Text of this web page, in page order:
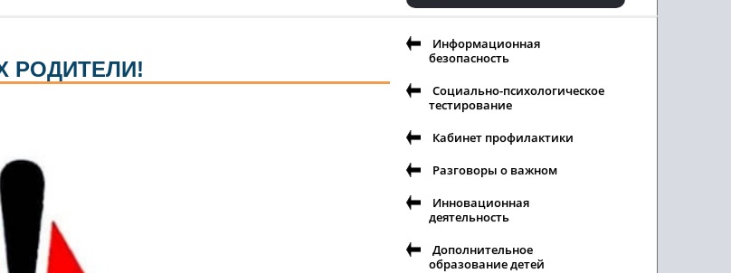
РОДИТЕЛИ!
Информационная
безопасность
Социально-психологическое
тестирование
Кабинет профилактики
Разговоры о важном
Инновационная
деятельность
Дополнительное
образование детей